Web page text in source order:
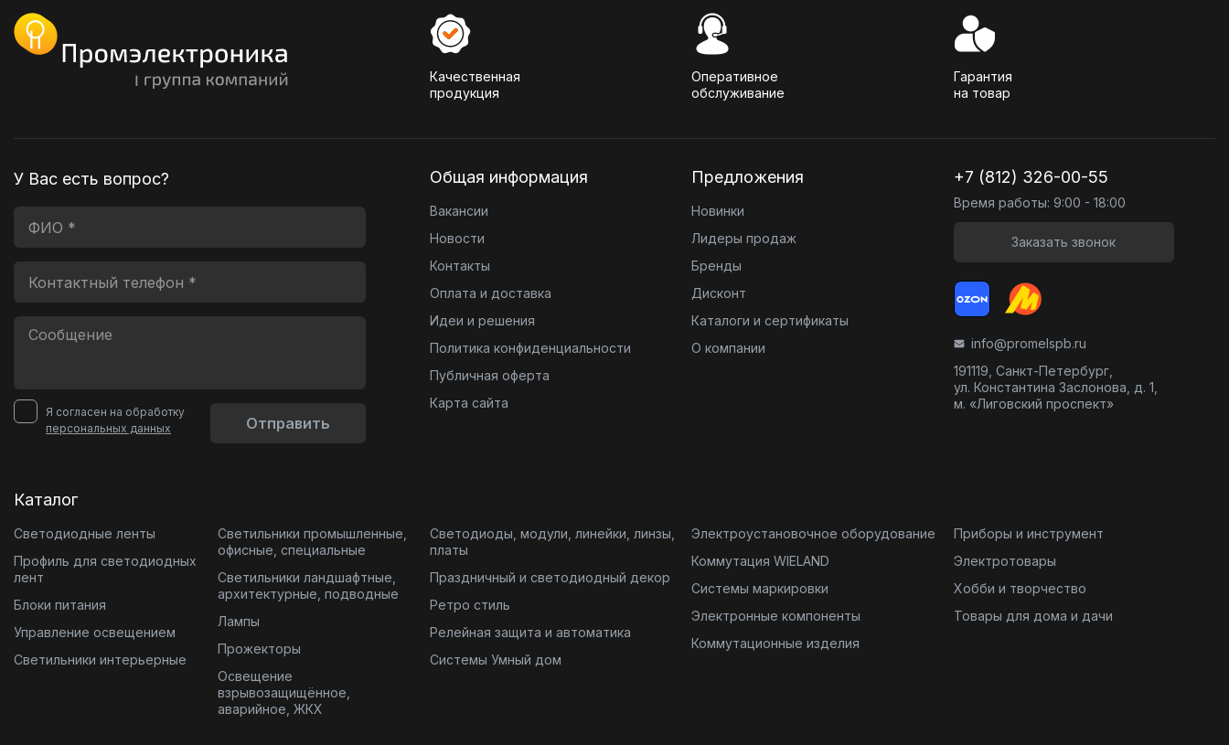
Качественная
продукция
Оперативное
обслуживание
Гарантия
на товар
У Вас есть вопрос?
Я согласен на обработку
персональных данных
Отправить
Общая информация
Вакансии
Новости
Контакты
Оплата и доставка
Идеи и решения
Политика конфиденциальности
Публичная оферта
Карта сайта
Предложения
Новинки
Лидеры продаж
Бренды
Дисконт
Каталоги и сертификаты
О компании
+7 (812) 326-00-55
Время работы: 9:00 - 18:00
Заказать звонок
info@promelspb.ru
191119, Санкт-Петербург,
ул. Константина Заслонова, д. 1,
м. «Лиговский проспект»
Каталог
Светодиодные ленты
Профиль для светодиодных
лент
Блоки питания
Управление освещением
Светильники интерьерные
Светильники промышленные,
офисные, специальные
Светильники ландшафтные,
архитектурные, подводные
Лампы
Прожекторы
Освещение
взрывозащищённое,
аварийное, ЖКХ
Светодиоды, модули, линейки, линзы,
платы
Праздничный и светодиодный декор
Ретро стиль
Релейная защита и автоматика
Системы Умный дом
Электроустановочное оборудование
Коммутация WIELAND
Системы маркировки
Электронные компоненты
Коммутационные изделия
Приборы и инструмент
Электротовары
Хобби и творчество
Товары для дома и дачи